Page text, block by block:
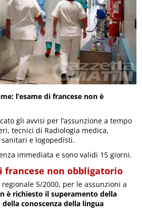
l’esame di francese non è
gli avvisi per l’assunzione a tempo
tecnici di Radiologia medica,
e logopedisti.
immediata e sono validi 15 giorni.
francese non obbligatorio
5/2000, per le assunzioni a
è richiesto il superamento della
conoscenza della lingua